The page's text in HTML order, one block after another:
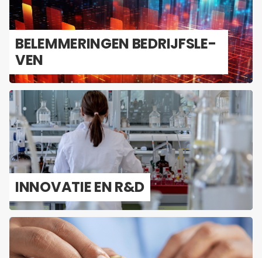
BE­LEM­ME­RIN­GEN BE­DRIJFS­LE­
VEN
IN­NO­VA­TIE EN R&D